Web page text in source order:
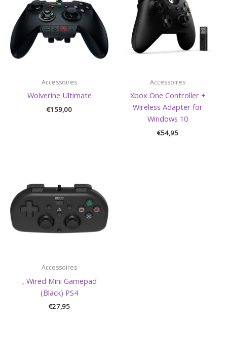
Accessoires
Wolverine Ultimate
€159,00
Accessoires
Xbox One Controller +
Wireless Adapter for
Windows 10
€54,95
Accessoires
, Wired Mini Gamepad
(Black) PS4
€27,95